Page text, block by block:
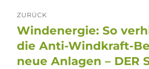
ZURÜCK
Vorheriger
Beitrag:
Windenergie: So
die Anti-Windkraft-
neue Anlagen – DER